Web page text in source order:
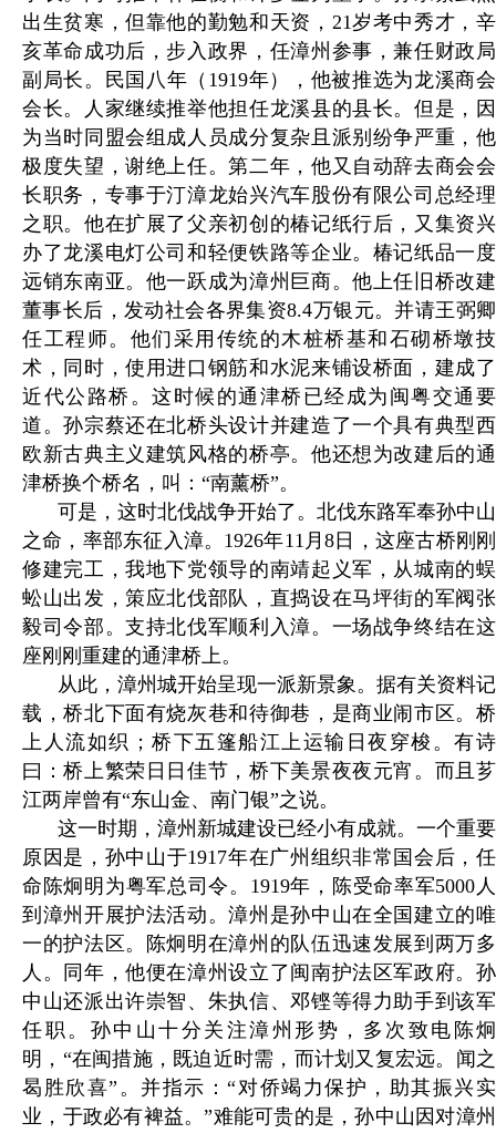
出生贫寒，但靠他的勤勉和天资，21岁考中秀才，辛
亥革命成功后，步入政界，任漳州参事，兼任财政局
副局长。民国八年（1919年），他被推选为龙溪商会
会长。人家继续推举他担任龙溪县的县长。但是，因
为当时同盟会组成人员成分复杂且派别纷争严重，他
极度失望，谢绝上任。第二年，他又自动辞去商会会
长职务，专事于汀漳龙始兴汽车股份有限公司总经理
之职。他在扩展了父亲初创的椿记纸行后，又集资兴
办了龙溪电灯公司和轻便铁路等企业。椿记纸品一度
远销东南亚。他一跃成为漳州巨商。他上任旧桥改建
董事长后，发动社会各界集资8.4万银元。并请王弼卿
任工程师。他们采用传统的木桩桥基和石砌桥墩技
术，同时，使用进口钢筋和水泥来铺设桥面，建成了
近代公路桥。这时候的通津桥已经成为闽粤交通要
道。孙宗蔡还在北桥头设计并建造了一个具有典型西
欧新古典主义建筑风格的桥亭。他还想为改建后的通
津桥换个桥名，叫：“南薰桥”。
可是，这时北伐战争开始了。北伐东路军奉孙中山
之命，率部东征入漳。1926年11月8日，这座古桥刚刚
修建完工，我地下党领导的南靖起义军，从城南的蜈
蚣山出发，策应北伐部队，直捣设在马坪街的军阀张
毅司令部。支持北伐军顺利入漳。一场战争终结在这
座刚刚重建的通津桥上。
从此，漳州城开始呈现一派新景象。据有关资料记
载，桥北下面有烧灰巷和待御巷，是商业闹市区。桥
上人流如织；桥下五篷船江上运输日夜穿梭。有诗
曰：桥上繁荣日日佳节，桥下美景夜夜元宵。而且芗
江两岸曾有“东山金、南门银”之说。
这一时期，漳州新城建设已经小有成就。一个重要
原因是，孙中山于1917年在广州组织非常国会后，任
命陈炯明为粤军总司令。1919年，陈受命率军5000人
到漳州开展护法活动。漳州是孙中山在全国建立的唯
一的护法区。陈炯明在漳州的队伍迅速发展到两万多
人。同年，他便在漳州设立了闽南护法区军政府。孙
中山还派出许崇智、朱执信、邓铿等得力助手到该军
任职。孙中山十分关注漳州形势，多次致电陈炯
明，“在闽措施，既迫近时需，而计划又复宏远。闻之
曷胜欣喜”。并指示：“对侨竭力保护，助其振兴实
业，于政必有裨益。”难能可贵的是，孙中山因对漳州